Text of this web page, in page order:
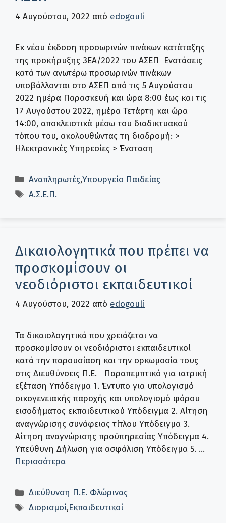
4 Αυγούστου, 2022 από edogouli
Εκ νέου έκδοση προσωρινών πινάκων κατάταξης
της προκήρυξης 3ΕΑ/2022 του ΑΣΕΠ Ενστάσεις
κατά των ανωτέρω προσωρινών πινάκων
υποβάλλονται στο ΑΣΕΠ από τις 5 Αυγούστου
2022 ημέρα Παρασκευή και ώρα 8:00 έως και τις
17 Αυγούστου 2022, ημέρα Τετάρτη και ώρα
14:00, αποκλειστικά μέσω του διαδικτυακού
τόπου του, ακολουθώντας τη διαδρομή: >
Ηλεκτρονικές Υπηρεσίες > Ένσταση
Κατηγορίες
Αναπληρωτές,Υπουργείο Παιδείας
Ετικέτες
Α.Σ.Ε.Π.
Δικαιολογητικά που πρέπει να
προσκομίσουν οι
νεοδιόριστοι εκπαιδευτικοί
4 Αυγούστου, 2022 από edogouli
Τα δικαιολογητικά που χρειάζεται να
προσκομίσουν οι νεοδιόριστοι εκπαιδευτικοί
κατά την παρουσίαση και την ορκωμοσία τους
στις Διευθύνσεις Π.Ε. Παραπεμπτικό για ιατρική
εξέταση Υπόδειγμα 1. Έντυπο για υπολογισμό
οικογενειακής παροχής και υπολογισμό φόρου
εισοδήματος εκπαιδευτικού Υπόδειγμα 2. Αίτηση
αναγνώρισης συνάφειας τίτλου Υπόδειγμα 3.
Αίτηση αναγνώρισης προϋπηρεσίας Υπόδειγμα 4.
Υπεύθυνη Δήλωση για ασφάλιση Υπόδειγμα 5. …
Περισσότερα
Κατηγορίες
Διεύθυνση Π.Ε. Φλώρινας
Ετικέτες
Διορισμοί,Εκπαιδευτικοί